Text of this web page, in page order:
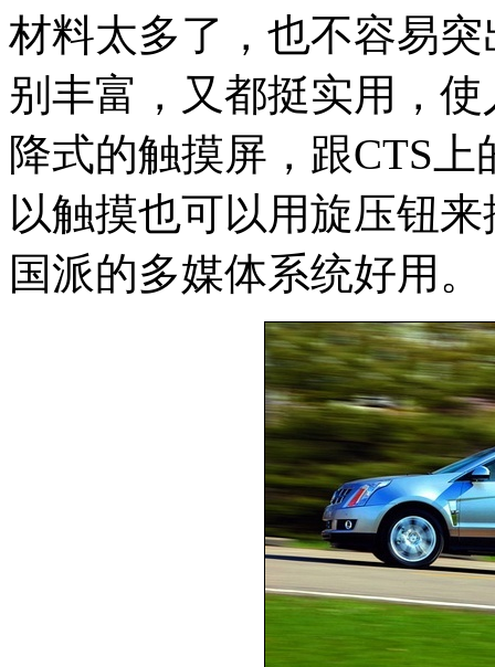
材料太多了，也不容易
别丰富，又都挺实用，
降式的触摸屏，跟CTS
以触摸也可以用旋压钮
国派的多媒体系统好用。